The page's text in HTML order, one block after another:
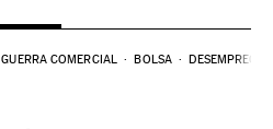
GUERRA COMERCIAL BOLSA DESEMPREGO